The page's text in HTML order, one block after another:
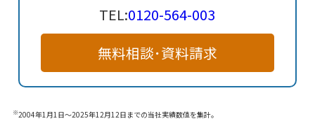
TEL:0120-564-003
無料相談･資料請求
※2004年1月1日～2025年12月12日までの当社実績数値を集計。